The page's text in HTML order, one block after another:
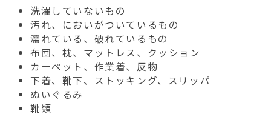
洗濯していないもの
汚れ、においがついているもの
濡れている、破れているもの
布団、枕、マットレス、クッション
カーペット、作業着、反物
下着、靴下、ストッキング、スリッパ
ぬいぐるみ
靴類